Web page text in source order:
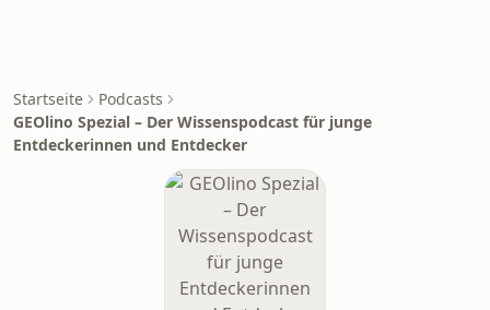
Startseite
Podcasts
GEOlino Spezial – Der Wissenspodcast für junge
Entdeckerinnen und Entdecker